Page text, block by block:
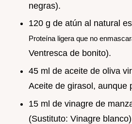
negras).
120 g de atún al natural
Proteína ligera que no
Ventresca de bonito).
45 ml de aceite de oliva
Aceite de girasol, aunque
15 ml de vinagre de
(Sustituto: Vinagre